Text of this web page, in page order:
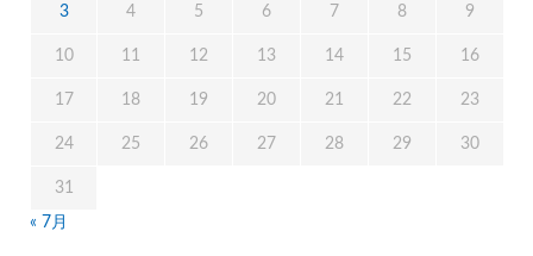
3 4 5 6 7 8 9
10 11 12 13 14 15 16
17 18 19 20 21 22 23
24 25 26 27 28 29 30
31
« 7月